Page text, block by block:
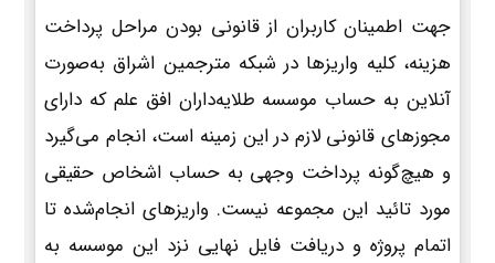
جهت اطمینان کاربران از قانونی بودن مراحل پرداخت
هزینه، کلیه واریزها در شبکه مترجمین اشراق به‌صورت
آنلاین به حساب موسسه طلایه‌داران افق علم که دارای
مجوزهای قانونی لازم در این زمینه است، انجام می‌گیرد
و هیچ‌گونه پرداخت وجهی به حساب اشخاص حقیقی
مورد تائید این مجموعه نیست. واریزهای انجام‌شده تا
اتمام پروژه و دریافت فایل نهایی نزد این موسسه به